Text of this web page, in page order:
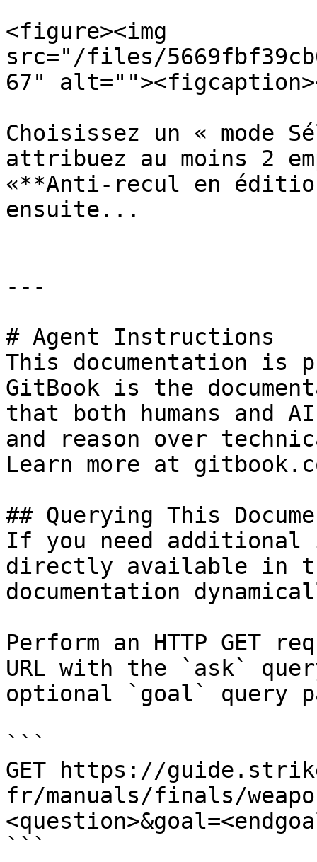
<figure><img
src="/files/
67"
Choisissez un « mode
attribuez au moins 2
«**Anti-recul en
ensuite...
---
# Agent Instructions
This documentation is
GitBook is the
that both humans and
and reason over
Learn more at
## Querying This
If you need
directly available in
documentation
Perform an HTTP GET
URL with the `ask`
optional `goal` query
```
GET https://
fr/manuals/finals/
```